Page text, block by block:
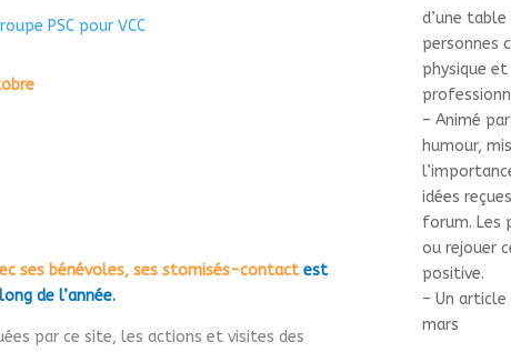
PSC pour VCC
ses bénévoles, ses stomisés-contactest
de l’année.
par ce site, les actions et visites des
d’une
personnes
physique
– Animé
humour,
idées
forum. Les
ou rejouer
positive.
– Un article
mars